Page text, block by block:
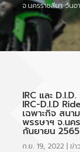
จ.นครราชสีมา วัน
IRC และ
IRC-D.I.D
เฉพาะกิจ สนา
พรรษาฯ จ.นค
กันยายน 2565
ก.ย. 19, 2022| ข่า